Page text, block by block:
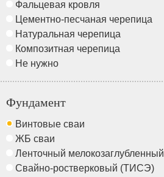
Фальцевая кровля
Цементно-песчаная черепица
Натуральная черепица
Композитная черепица
Не нужно
Фундамент
Винтовые сваи
ЖБ сваи
Ленточный мелокозаглубленный
Свайно-ростверковый (ТИСЭ)